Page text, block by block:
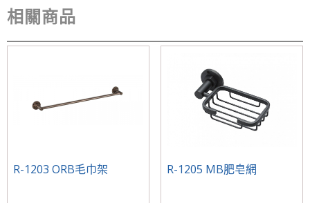
相關商品
R-1203 ORB毛巾架 R-1205 MB肥皂網